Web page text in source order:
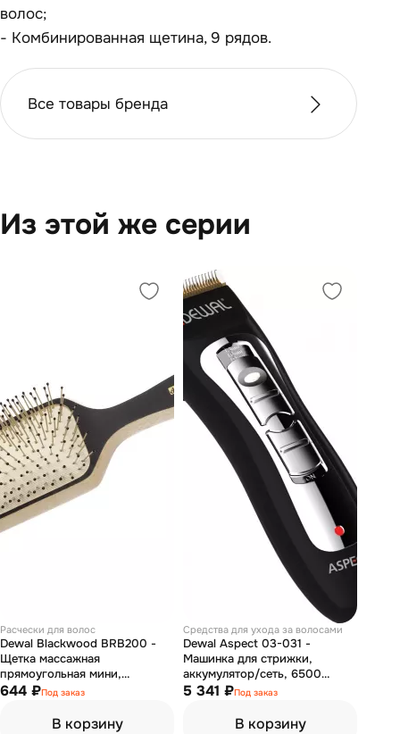
волос;
- Комбинированная щетина, 9 рядов.
Все товары бренда
Из этой же серии
Расчески для волос
Dewal Blackwood BRB200 -
Щетка массажная
прямоугольная мини,
деревянная, нейлоновый
644 ₽Под заказ
В корзину
Средства для ухода за волосами
Dewal Aspect 03-031 -
Машинка для стрижки,
аккумулятор/сеть, 6500
об\мин, нож 40 мм, 1.0-1.9 мм,
5 341 ₽Под заказ
В корзину